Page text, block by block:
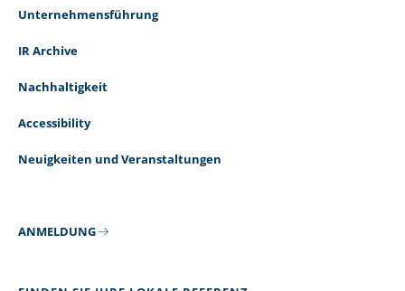
Unternehmensführung
IR Archive
Nachhaltigkeit
Accessibility
Neuigkeiten und Veranstaltungen
ANMELDUNG